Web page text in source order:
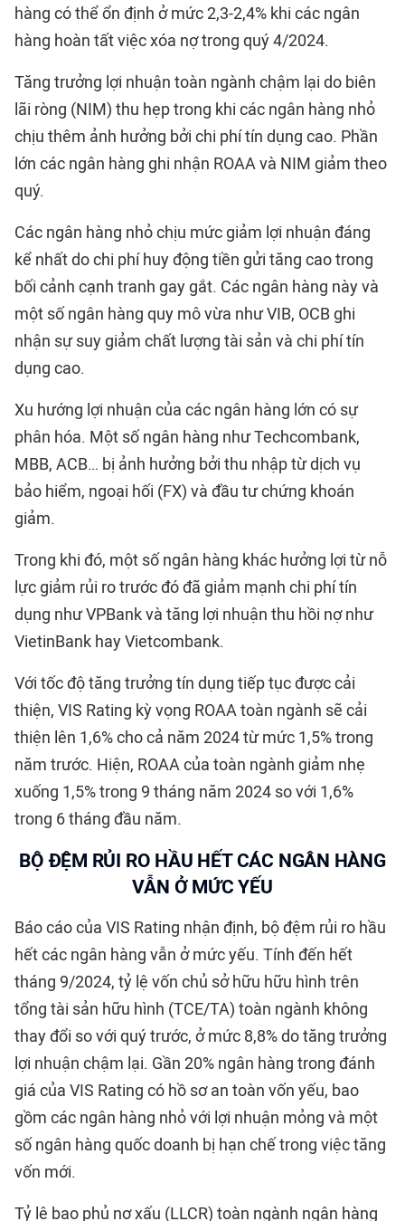
hàng có thể ổn định ở mức 2,3-2,4% khi các ngân
hàng hoàn tất việc xóa nợ trong quý 4/2024.
Tăng trưởng lợi nhuận toàn ngành chậm lại do biên
lãi ròng (NIM) thu hẹp trong khi các ngân hàng nhỏ
chịu thêm ảnh hưởng bởi chi phí tín dụng cao. Phần
lớn các ngân hàng ghi nhận ROAA và NIM giảm theo
quý.
Các ngân hàng nhỏ chịu mức giảm lợi nhuận đáng
kể nhất do chi phí huy động tiền gửi tăng cao trong
bối cảnh cạnh tranh gay gắt. Các ngân hàng này và
một số ngân hàng quy mô vừa như VIB, OCB ghi
nhận sự suy giảm chất lượng tài sản và chi phí tín
dụng cao.
Xu hướng lợi nhuận của các ngân hàng lớn có sự
phân hóa. Một số ngân hàng như Techcombank,
MBB, ACB… bị ảnh hưởng bởi thu nhập từ dịch vụ
bảo hiểm, ngoại hối (FX) và đầu tư chứng khoán
giảm.
Trong khi đó, một số ngân hàng khác hưởng lợi từ nỗ
lực giảm rủi ro trước đó đã giảm mạnh chi phí tín
dụng như VPBank và tăng lợi nhuận thu hồi nợ như
VietinBank hay Vietcombank.
Với tốc độ tăng trưởng tín dụng tiếp tục được cải
thiện, VIS Rating kỳ vọng ROAA toàn ngành sẽ cải
thiện lên 1,6% cho cả năm 2024 từ mức 1,5% trong
năm trước. Hiện, ROAA của toàn ngành giảm nhẹ
xuống 1,5% trong 9 tháng năm 2024 so với 1,6%
trong 6 tháng đầu năm.
BỘ ĐỆM RỦI RO HẦU HẾT CÁC NGÂN HÀNG
VẪN Ở MỨC YẾU
Báo cáo của VIS Rating nhận định, bộ đệm rủi ro hầu
hết các ngân hàng vẫn ở mức yếu. Tính đến hết
tháng 9/2024, tỷ lệ vốn chủ sở hữu hữu hình trên
tổng tài sản hữu hình (TCE/TA) toàn ngành không
thay đổi so với quý trước, ở mức 8,8% do tăng trưởng
lợi nhuận chậm lại. Gần 20% ngân hàng trong đánh
giá của VIS Rating có hồ sơ an toàn vốn yếu, bao
gồm các ngân hàng nhỏ với lợi nhuận mỏng và một
số ngân hàng quốc doanh bị hạn chế trong việc tăng
vốn mới.
Tỷ lệ bao phủ nợ xấu (LLCR) toàn ngành ngân hàng